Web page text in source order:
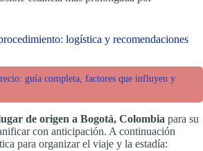
logística y recomendaciones
guía completa, factores que influyen y
de origen a Bogotá, Colombia para su
con anticipación. A continuación
para organizar el viaje y la estadía: